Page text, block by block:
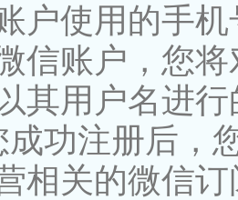
户使用的手
信账户，您
其用户名进
成功注册后，
相关的微信